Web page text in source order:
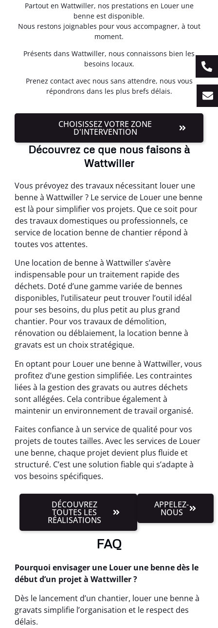
Partout en Wattwiller, nos prestations en Louer une
benne est disponible.
Nous restons joignables pour vous accompagner, à tout
moment.
Présents dans Wattwiller, nous connaissons bien les
besoins locaux.
Prenez contact avec nous sans attendre, nous vous
répondrons dans les plus brefs délais.
CHOISISSEZ VOTRE ZONE
D'INTERVENTION
Découvrez ce que nous faisons à
Wattwiller
Vous prévoyez des travaux nécessitant louer une
benne à Wattwiller ? Le service de Louer une benne
est là pour simplifier vos projets. Que ce soit pour
des travaux domestiques ou professionnels, ce
service de location benne de chantier répond à
toutes vos attentes.
Une location de benne à Wattwiller s’avère
indispensable pour un traitement rapide des
déchets. Doté d’une gamme variée de bennes
disponibles, l’utilisateur peut trouver l’outil idéal
pour ses besoins, du plus petit au plus grand
chantier. Pour vos travaux de démolition,
rénovation ou déblaiement, la location benne à
gravats est un choix stratégique.
En optant pour Louer une benne à Wattwiller, vous
profitez d’une gestion simplifiée. Les contraintes
liées à la gestion des gravats ou autres déchets
sont allégées. Cela contribue également à
maintenir un environnement de travail organisé.
Faites confiance à un service de qualité pour vos
projets de toutes tailles. Avec les services de Louer
une benne, chaque projet devient plus fluide et
structuré. C’est une solution fiable qui s’adapte à
vos besoins spécifiques.
DÉCOUVREZ
TOUTES LES
RÉALISATIONS
APPELEZ-
NOUS
FAQ
Pourquoi envisager une Louer une benne dès le
début d’un projet à Wattwiller ?
Dès le lancement d’un chantier, louer une benne à
gravats simplifie l’organisation et le respect des
délais.